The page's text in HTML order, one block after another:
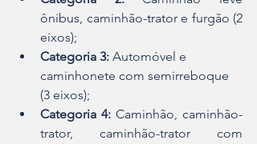
ônibus, caminhão-trator e furgão (2
eixos);
Categoria 3: Automóvel e
caminhonete com semirreboque
(3 eixos);
Categoria 4: Caminhão, caminhão-
trator, caminhão-trator com